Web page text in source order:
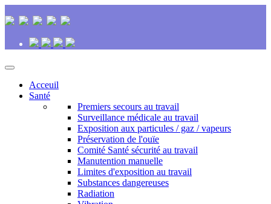
Acceuil
Santé
Premiers secours au travail
Surveillance médicale au travail
Exposition aux particules / gaz / vapeurs
Préservation de l'ouïe
Comité Santé sécurité au travail
Manutention manuelle
Limites d'exposition au travail
Substances dangereuses
Radiation